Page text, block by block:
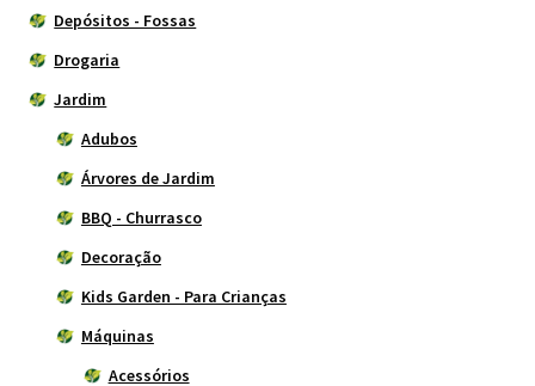
Depósitos - Fossas
Drogaria
Jardim
Adubos
Árvores de Jardim
BBQ - Churrasco
Decoração
Kids Garden - Para Crianças
Máquinas
Acessórios